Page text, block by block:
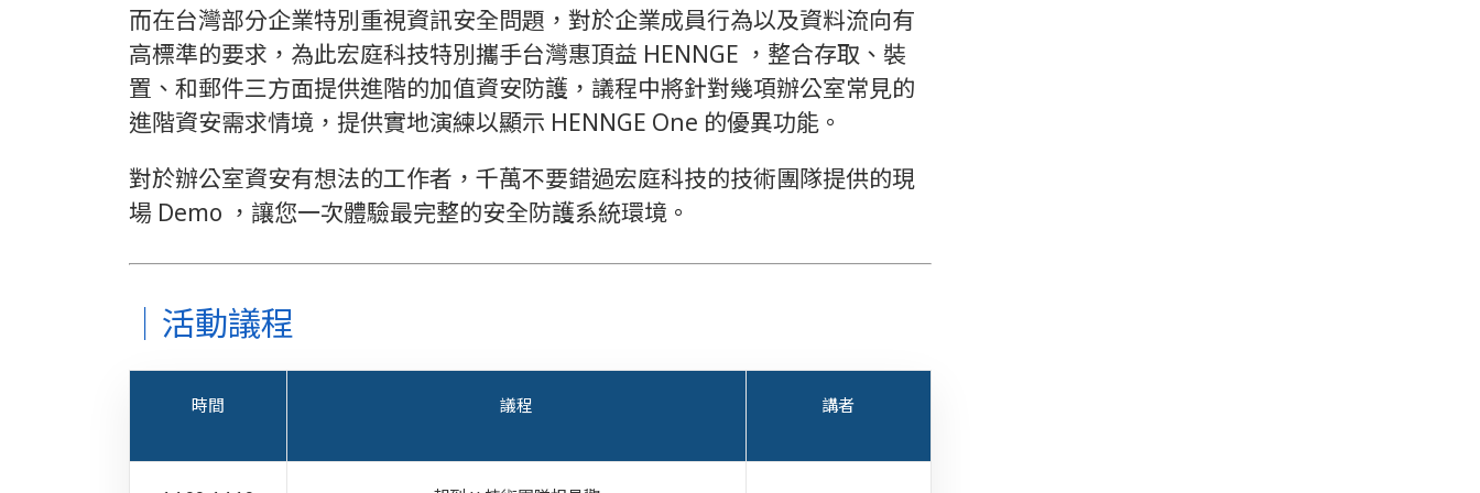
而在台灣部分企業特別重視資訊安全問題，對於企業成員行為以及資料流向有
高標準的要求，為此宏庭科技特別攜手台灣惠頂益 HENNGE ，整合存取、裝
置、和郵件三方面提供進階的加值資安防護，議程中將針對幾項辦公室常見的
進階資安需求情境，提供實地演練以顯示 HENNGE One 的優異功能。
對於辦公室資安有想法的工作者，千萬不要錯過宏庭科技的技術團隊提供的現
場 Demo ，讓您一次體驗最完整的安全防護系統環境。
｜活動議程
時間 議程 講者